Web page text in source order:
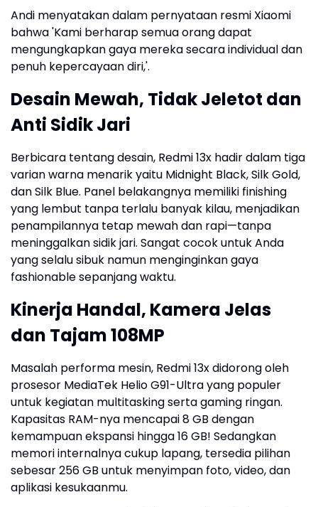
Andi menyatakan dalam pernyataan resmi Xiaomi
bahwa 'Kami berharap semua orang dapat
mengungkapkan gaya mereka secara individual dan
penuh kepercayaan diri,'.
Desain Mewah, Tidak Jeletot dan
Anti Sidik Jari
Berbicara tentang desain, Redmi 13x hadir dalam tiga
varian warna menarik yaitu Midnight Black, Silk Gold,
dan Silk Blue. Panel belakangnya memiliki finishing
yang lembut tanpa terlalu banyak kilau, menjadikan
penampilannya tetap mewah dan rapi—tanpa
meninggalkan sidik jari. Sangat cocok untuk Anda
yang selalu sibuk namun menginginkan gaya
fashionable sepanjang waktu.
Kinerja Handal, Kamera Jelas
dan Tajam 108MP
Masalah performa mesin, Redmi 13x didorong oleh
prosesor MediaTek Helio G91-Ultra yang populer
untuk kegiatan multitasking serta gaming ringan.
Kapasitas RAM-nya mencapai 8 GB dengan
kemampuan ekspansi hingga 16 GB! Sedangkan
memori internalnya cukup lapang, tersedia pilihan
sebesar 256 GB untuk menyimpan foto, video, dan
aplikasi kesukaanmu.